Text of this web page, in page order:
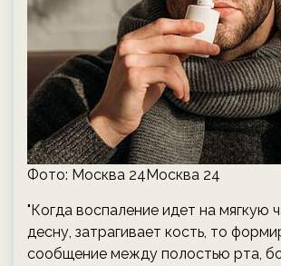
Фото: Москва 24Москва 24
"Когда воспаление идет на мягкую
десну, затрагивает кость, то
сообщение между полостью рта,